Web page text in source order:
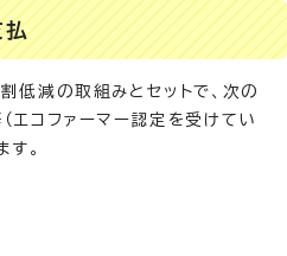
低減の取組みとセットで、次の
エコファーマー認定を受けてい
す。